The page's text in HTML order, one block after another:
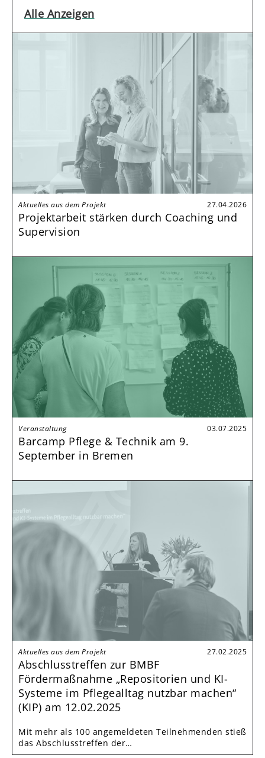
Alle Anzeigen
Aktuelles aus dem Projekt 27.04.2026
Projektarbeit stärken durch Coaching und
Supervision
Veranstaltung 03.07.2025
Barcamp Pflege & Technik am 9.
September in Bremen
Aktuelles aus dem Projekt 27.02.2025
Abschlusstreffen zur BMBF
Fördermaßnahme „Repositorien und KI-
Systeme im Pflegealltag nutzbar machen“
(KIP) am 12.02.2025
Mit mehr als 100 angemeldeten Teilnehmenden stieß
das Abschlusstreffen der…